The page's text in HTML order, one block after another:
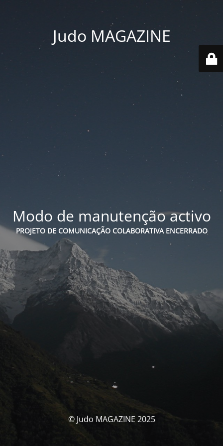
Judo MAGAZINE
Modo de manutenção activo
PROJETO DE COMUNICAÇÃO COLABORATIVA ENCERRADO
© Judo MAGAZINE 2025